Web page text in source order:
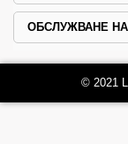
ОБСЛУЖВАНЕ
© 2021